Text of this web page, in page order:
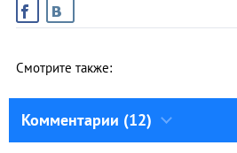
Смотрите также:
Комментарии (12)